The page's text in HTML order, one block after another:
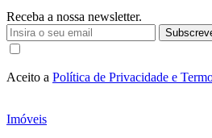
Receba a nossa newsletter.
Aceito a Política de Privacidade e
Imóveis